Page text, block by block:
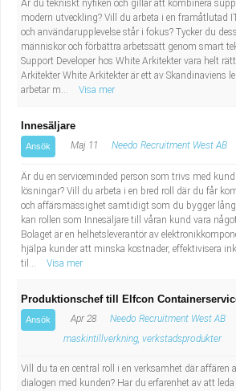
Industriell tillverkning
Installation, drift, underhåll
Kropps- och skönhetsvård
Kultur, media, design
Militärt arbete
Naturbruk
Naturvetenskapligt arbete
Sanering och renhållning
Socialt arbete
Behandlingsassistent/
Tandsköterska
Budbilsförare
Tidningsbud/Tidningsdistributör
Lärare i fritidshem/
Taxiförare/Taxichaufför
Läkarsekreterare/Vårdadmin/
Lastbilsförare m.fl.
Fastighetsskötare
Är du tekniskt nyfiken och gillar att kombinera
modern utveckling? Vill du arbeta i en framåtlutad
och användarupplevelse står i fokus? Tycker du
människor och förbättra arbetssätt genom smart
Support Developer hos White Arkitekter vara helt
Arkitekter White Arkitekter är ett av Skandinaviens
arbetar m...
Visa mer
Innesäljare
Ansök Maj 11 Needo Recruitment West AB
Är du en serviceminded person som trivs med
lösningar? Vill du arbeta i en bred roll där du får
och affärsmässighet samtidigt som du bygger
kan rollen som Innesäljare till våran kund vara
Bolaget är en helhetsleverantör av
hjälpa kunder att minska kostnader, effektivisera
til...
Visa mer
Produktionschef till Elfcon
Ansök Apr 28 Needo Recruitment West AB
maskintillverkning, verkstadsprodukter
Vill du ta en central roll i en verksamhet där affären
dialogen med kunden? Har du erfarenhet av att